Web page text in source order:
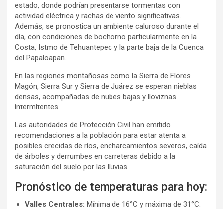
estado, donde podrían presentarse tormentas con
actividad eléctrica y rachas de viento significativas.
Además, se pronostica un ambiente caluroso durante el
día, con condiciones de bochorno particularmente en la
Costa, Istmo de Tehuantepec y la parte baja de la Cuenca
del Papaloapan.
En las regiones montañosas como la Sierra de Flores
Magón, Sierra Sur y Sierra de Juárez se esperan nieblas
densas, acompañadas de nubes bajas y lloviznas
intermitentes.
Las autoridades de Protección Civil han emitido
recomendaciones a la población para estar atenta a
posibles crecidas de ríos, encharcamientos severos, caída
de árboles y derrumbes en carreteras debido a la
saturación del suelo por las lluvias.
Pronóstico de temperaturas para hoy:
Valles Centrales: Mínima de 16°C y máxima de 31°C.